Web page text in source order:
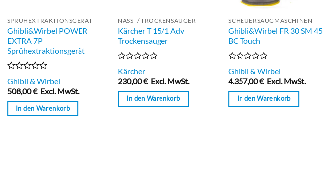
SPRÜHEXTRAKTIONSGERÄT
Ghibli&Wirbel POWER
EXTRA 7P
Sprühextraktionsgerät
Bewertet
mit
0
von
Ghibli & Wirbel
508,00€ Excl. MwSt.
In den Warenkorb
NASS- / TROCKENSAUGER
Kärcher T 15/1 Adv
Trockensauger
Bewertet
mit
0
von
Kärcher
230,00€ Excl. MwSt.
In den Warenkorb
SCHEUERSAUGMASCHINEN
Ghibli&Wirbel FR 30 SM 45
BC Touch
Bewertet
mit
0
von
Ghibli & Wirbel
4.357,00€ Excl. MwSt.
In den Warenkorb